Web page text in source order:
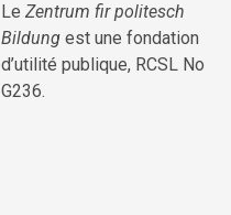
Le Zentrum fir politesch
Bildung est une fondation
d’utilité publique, RCSL No
G236.